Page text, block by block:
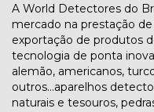
A World Detectores do
mercado na prestação
exportação de produtos
tecnologia de ponta
alemão, americanos,
outros...aparelhos
naturais e tesouros,